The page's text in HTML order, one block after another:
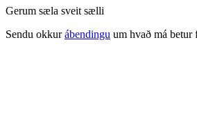
Gerum sæla sveit sælli
Sendu okkurábendingu um hvað má